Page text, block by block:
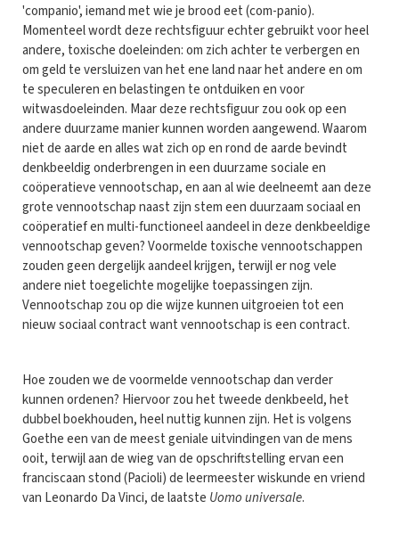
'companio', iemand met wie je brood eet (com-panio).
Momenteel wordt deze rechtsfiguur echter gebruikt voor heel
andere, toxische doeleinden: om zich achter te verbergen en
om geld te versluizen van het ene land naar het andere en om
te speculeren en belastingen te ontduiken en voor
witwasdoeleinden. Maar deze rechtsfiguur zou ook op een
andere duurzame manier kunnen worden aangewend. Waarom
niet de aarde en alles wat zich op en rond de aarde bevindt
denkbeeldig onderbrengen in een duurzame sociale en
coöperatieve vennootschap, en aan al wie deelneemt aan deze
grote vennootschap naast zijn stem een duurzaam sociaal en
coöperatief en multi-functioneel aandeel in deze denkbeeldige
vennootschap geven? Voormelde toxische vennootschappen
zouden geen dergelijk aandeel krijgen, terwijl er nog vele
andere niet toegelichte mogelijke toepassingen zijn.
Vennootschap zou op die wijze kunnen uitgroeien tot een
nieuw sociaal contract want vennootschap is een contract.
Hoe zouden we de voormelde vennootschap dan verder
kunnen ordenen? Hiervoor zou het tweede denkbeeld, het
dubbel boekhouden, heel nuttig kunnen zijn. Het is volgens
Goethe een van de meest geniale uitvindingen van de mens
ooit, terwijl aan de wieg van de opschriftstelling ervan een
franciscaan stond (Pacioli) de leermeester wiskunde en vriend
van Leonardo Da Vinci, de laatste Uomo universale.